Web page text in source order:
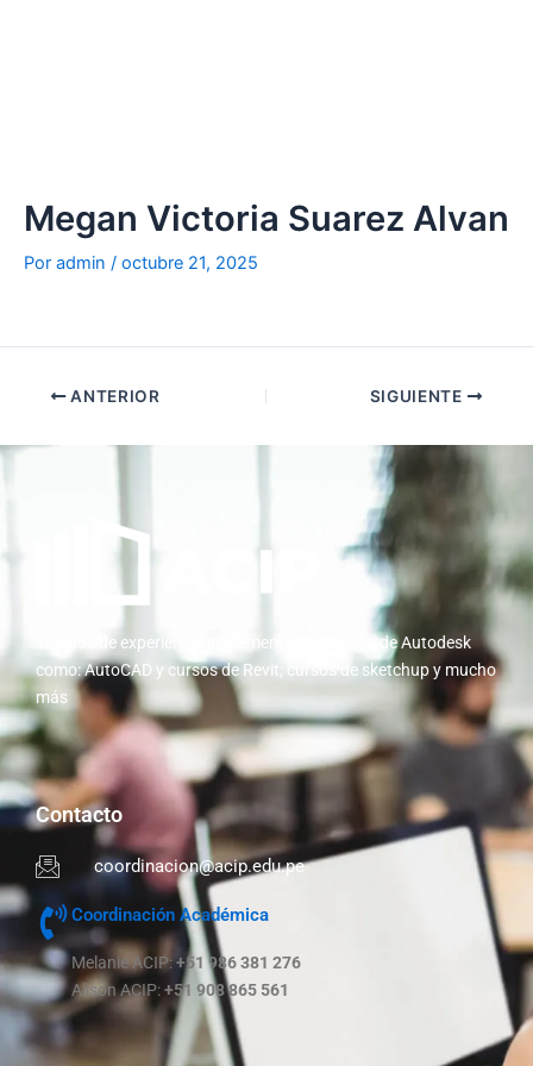
Megan Victoria Suarez Alvan
Por admin / octubre 21, 2025
ANTERIOR SIGUIENTE
10 años de experiencia implementando cursos de Autodesk
como: AutoCAD y cursos de Revit; cursos de sketchup y mucho
más
Contacto
coordinacion@acip.edu.pe
Coordinación Académica
Melanie ACIP:+51 986 381 276
Alison ACIP:+51 908 865 561